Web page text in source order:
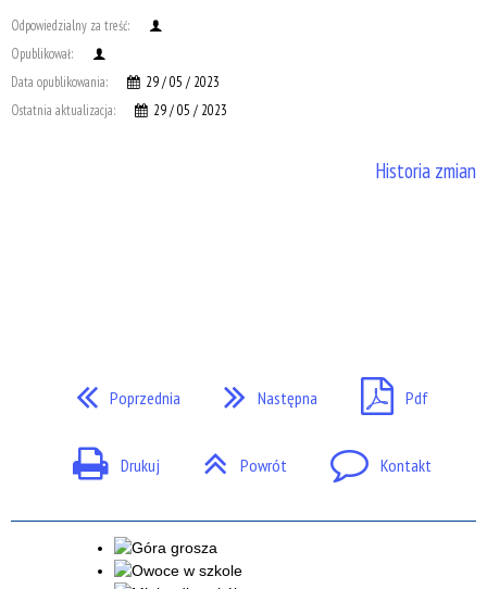
Odpowiedzialny za treść:
Opublikował:
Data opublikowania:
29 / 05 / 2023
Ostatnia aktualizacja:
29 / 05 / 2023
Historia zmian
Poprzednia Następna Pdf
Drukuj Powrót Kontakt